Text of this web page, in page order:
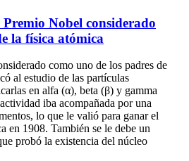
Nobel considerado
la física atómica
como uno de los padres de
al estudio de las partículas
en alfa (α), beta (β) y gamma
iba acompañada por una
lo que le valió para ganar el
en 1908. También se le debe un
probó la existencia del núcleo